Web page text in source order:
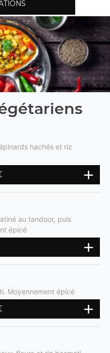
hachés et riz
au tandoor, puis
épicé
Moyennement épicé